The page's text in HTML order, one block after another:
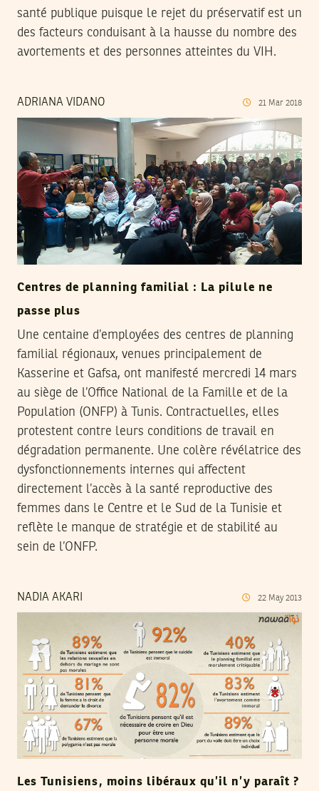
santé publique puisque le rejet du préservatif est un
des facteurs conduisant à la hausse du nombre des
avortements et des personnes atteintes du VIH.
ADRIANA VIDANO 21 Mar 2018
Centres de planning familial : La pilule ne
passe plus
Une centaine d’employées des centres de planning
familial régionaux, venues principalement de
Kasserine et Gafsa, ont manifesté mercredi 14 mars
au siège de l’Office National de la Famille et de la
Population (ONFP) à Tunis. Contractuelles, elles
protestent contre leurs conditions de travail en
dégradation permanente. Une colère révélatrice des
dysfonctionnements internes qui affectent
directement l’accès à la santé reproductive des
femmes dans le Centre et le Sud de la Tunisie et
reflète le manque de stratégie et de stabilité au
sein de l’ONFP.
NADIA AKARI 22 May 2013
Les Tunisiens, moins libéraux qu’il n’y paraît ?